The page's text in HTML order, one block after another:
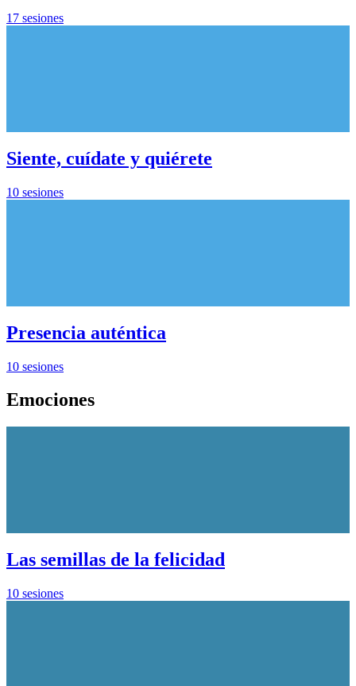
17 sesiones
Siente, cuídate y quiérete
10 sesiones
Presencia auténtica
10 sesiones
Emociones
Las semillas de la felicidad
10 sesiones